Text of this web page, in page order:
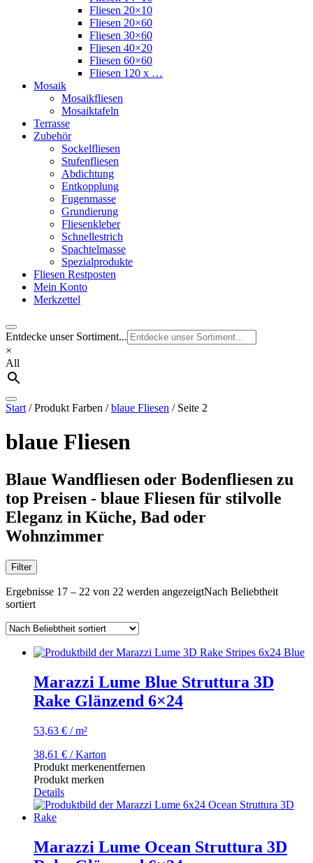
Fliesen 20×10
Fliesen 20×60
Fliesen 30×60
Fliesen 40×20
Fliesen 60×60
Fliesen 120 x …
Mosaik
Mosaikfliesen
Mosaiktafeln
Terrasse
Zubehör
Sockelfliesen
Stufenfliesen
Abdichtung
Entkopplung
Fugenmasse
Grundierung
Fliesenkleber
Schnellestrich
Spachtelmasse
Spezialprodukte
Fliesen Restposten
Mein Konto
Merkzettel
Entdecke unser Sortiment...
×
All
Start / Produkt Farben /blaue Fliesen / Seite 2
blaue Fliesen
Blaue Wandfliesen oder Bodenfliesen zu
top Preisen - blaue Fliesen für stilvolle
Eleganz in Küche, Bad oder
Wohnzimmer
Filter
Ergebnisse 17 – 22 von 22 werden angezeigtNach Beliebtheit
sortiert
Marazzi Lume Blue Struttura 3D
Rake Glänzend 6×24
53,63 € /m²
38,61 € / Karton
Produkt merkenentfernen
Produkt merken
Details
Marazzi Lume Ocean Struttura 3D